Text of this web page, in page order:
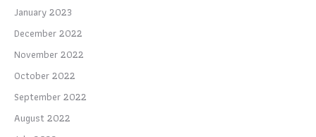
January 2023
December 2022
November 2022
October 2022
September 2022
August 2022